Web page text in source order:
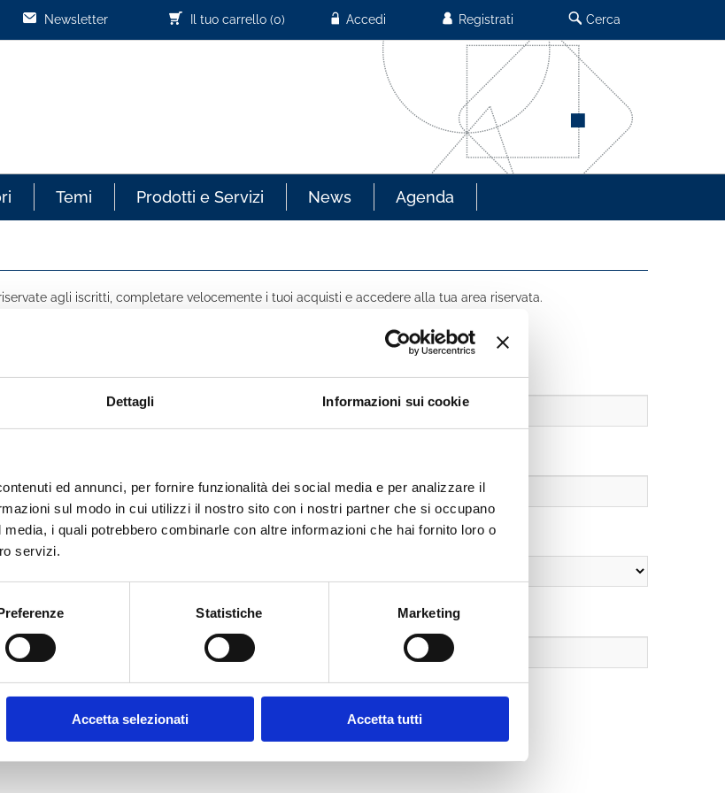
Dettagli Informazioni sui cookie
ed annunci, per fornire funzionalità dei social media e per analizzare il
sul modo in cui utilizzi il nostro sito con i nostri partner che si occupano
i quali potrebbero combinarle con altre informazioni che hai fornito loro o
servizi.
Statistiche Marketing
Accetta selezionati Accetta tutti
Cerca
Registrati
Accedi
Il tuo carrello (0)
Newsletter
Temi Prodotti e Servizi News Agenda
agli iscritti, completare velocemente i tuoi acquisti e accedere alla tua area riservata.
COGNOME *